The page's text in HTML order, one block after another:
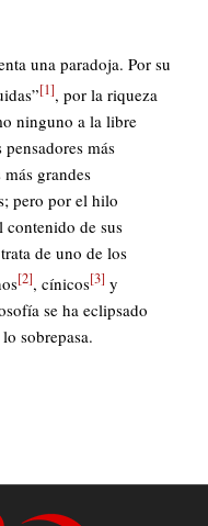
una paradoja. Por su
[1], por la riqueza
ninguno a la libre
más
grandes
pero por el hilo
contenido de sus
de uno de los
[2], cínicos[3] y
se ha eclipsado
sobrepasa.